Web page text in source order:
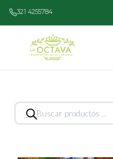
321 4255784
Búsqueda
de